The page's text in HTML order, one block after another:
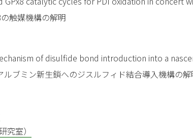
触媒機構の解明
of disulfide bond introduction into a
ルブミン新生鎖へのジスルフィド結合導入機構の解
究室）